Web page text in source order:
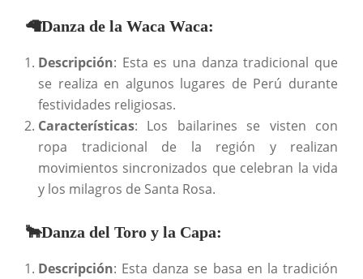
🦙Danza de la Waca Waca:
Descripción: Esta es una danza tradicional que
se realiza en algunos lugares de Perú durante
festividades religiosas.
Características: Los bailarines se visten con
ropa tradicional de la región y realizan
movimientos sincronizados que celebran la vida
y los milagros de Santa Rosa.
🐂Danza del Toro y la Capa:
Descripción: Esta danza se basa en la tradición